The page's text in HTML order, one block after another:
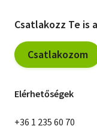
Csatlakozz Te is
Csatlakozom
Elérhetőségek
+36 1 235 60 70